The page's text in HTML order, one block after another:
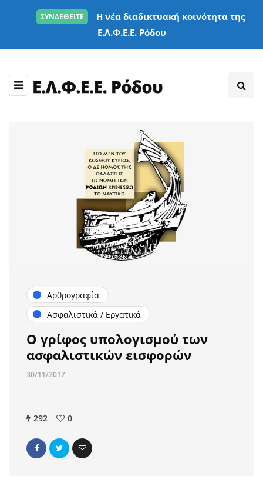
ΣΥΝΔΕΘΕΙΤΕ
Η νέα διαδικτυακή κοινότητα της
Ε.Λ.Φ.Ε.Ε. Ρόδου
Αρθρογραφία
Ασφαλιστικά / Εργατικά
Ο γρίφος υπολογισμού των
ασφαλιστικών εισφορών
30/11/2017
292 0